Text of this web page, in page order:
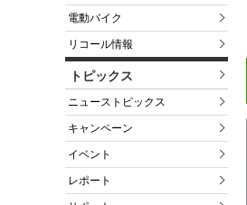
電動バイク
リコール情報
トピックス
ニューストピックス
キャンペーン
イベント
レポート